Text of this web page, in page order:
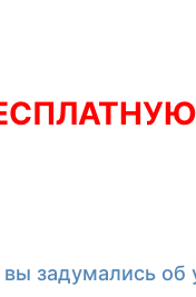
задумались об